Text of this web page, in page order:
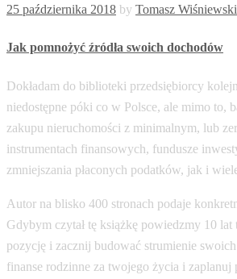
25 października 2018 by Tomasz Wiśniewski
Jak pomnożyć źródła swoich dochodów
Dokładam do biblioteki przedsiębiorcy
niedostępne póki co w Polsce, ale mimo to,
zakupu nieruchomości z minimalnym, lub
instrumentach finansowych, fundusze
zmniejszania płaconych podatków, jak i
Autor na blisko 400 stronach podaje
Gdybym czytał tę książkę powiedzmy 10
pozycję i zacznij budować strumienie
finanse rodzinne za twojego życia i